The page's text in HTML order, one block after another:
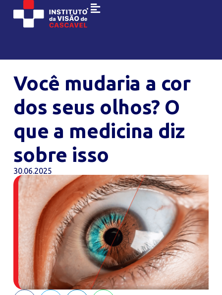
Você mudaria a cor
dos seus olhos? O
que a medicina diz
sobre isso
30.06.2025